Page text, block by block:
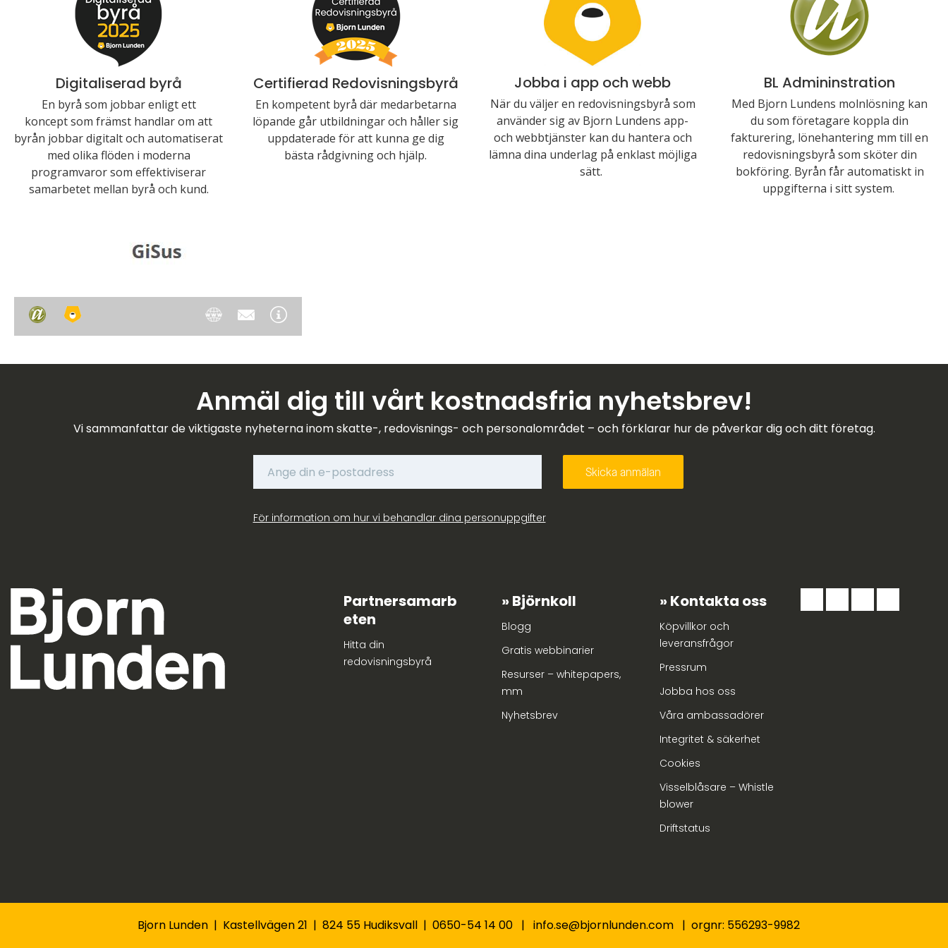
Digitaliserad byrå
En byrå som jobbar enligt ett
koncept som främst handlar om att
byrån jobbar digitalt och automatiserat
med olika flöden i moderna
programvaror som effektiviserar
samarbetet mellan byrå och kund.
Certifierad Redovisningsbyrå
En kompetent byrå där medarbetarna
löpande går utbildningar och håller sig
uppdaterade för att kunna ge dig
bästa rådgivning och hjälp.
Jobba i app och webb
När du väljer en redovisningsbyrå som
använder sig av Bjorn Lundens app-
och webbtjänster kan du hantera och
lämna dina underlag på enklast möjliga
sätt.
BL Admininstration
Med Bjorn Lundens molnlösning kan
du som företagare koppla din
fakturering, lönehantering mm till en
redovisningsbyrå som sköter din
bokföring. Byrån får automatiskt in
uppgifterna i sitt system.
Anmäl dig till vårt kostnadsfria nyhetsbrev!
Vi sammanfattar de viktigaste nyheterna inom skatte-, redovisnings- och personalområdet – och förklarar hur de påverkar dig och ditt företag.
För information om hur vi behandlar dina personuppgifter
Partnersamarb
eten
Hitta din
redovisningsbyrå
Björnkoll
Blogg
Gratis webbinarier
Resurser – whitepapers,
mm
Nyhetsbrev
Kontakta oss
Köpvillkor och
leveransfrågor
Pressrum
Jobba hos oss
Våra ambassadörer
Integritet & säkerhet
Cookies
Visselblåsare – Whistle
blower
Driftstatus
Bjorn Lunden | Kastellvägen 21 | 824 55 Hudiksvall | 0650-54 14 00 | info.se@bjornlunden.com | orgnr: 556293-9982